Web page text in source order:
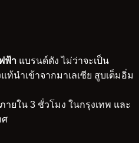
ฟ้า แบรนด์ดัง ไม่ว่าจะเป็น
ท้นำเข้าจากมาเลเซีย สูบเต็มอิ่ม
ายใน 3 ชั่วโมง ในกรุงเทพ และ
ศ